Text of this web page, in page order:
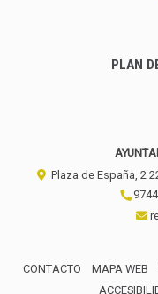
PLAN
Plaza de España, 2
CONTACTO MAPA WEB